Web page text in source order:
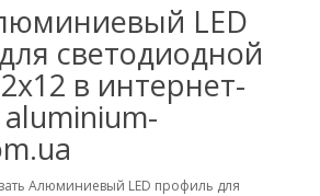
LED
светодиодной
в интернет-
Алюминиевый LED профиль для